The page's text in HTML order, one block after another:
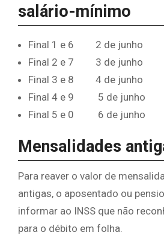
salário-mínimo
Final 1 e 6 2 de junho
Final 2 e 7 3 de junho
Final 3 e 8 4 de junho
Final 4 e 9 5 de junho
Final 5 e 0 6 de junho
Mensalidades
Para reaver o valor de
antigas, o aposentado ou
informar ao INSS que não
para o débito em folha.